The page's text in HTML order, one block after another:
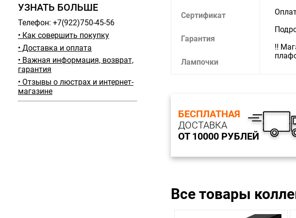
УЗНАТЬ БОЛЬШЕ
Телефон: +7(922)750-45-56
• Как совершить покупку
• Доставка и оплата
• Важная информация, возврат,
гарантия
• Отзывы о люстрах и интернет-
магазине
Сертификат
Гарантия
Лампочки
‼️
БЕСПЛАТНАЯ
ДОСТАВКА
ОТ 10000 РУБЛЕЙ
Все товары